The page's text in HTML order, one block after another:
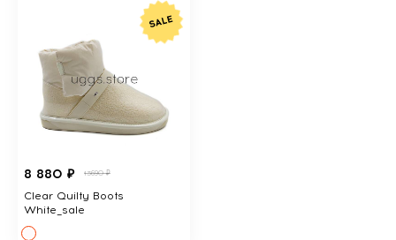
8 880 ₽ 13690 ₽
Clear Quilty Boots
White_sale